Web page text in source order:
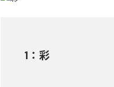
1 ： 彩